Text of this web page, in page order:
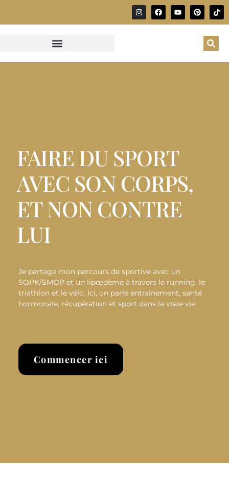
FAIRE DU SPORT
AVEC SON CORPS,
ET NON CONTRE
LUI
Je partage mon parcours de sportive avec un
SOPK/SMOP et un lipœdème à travers le running, le
triathlon et le vélo. Ici, on parle entraînement, santé
hormonale, récupération et sport dans la vraie vie.
Commencer ici